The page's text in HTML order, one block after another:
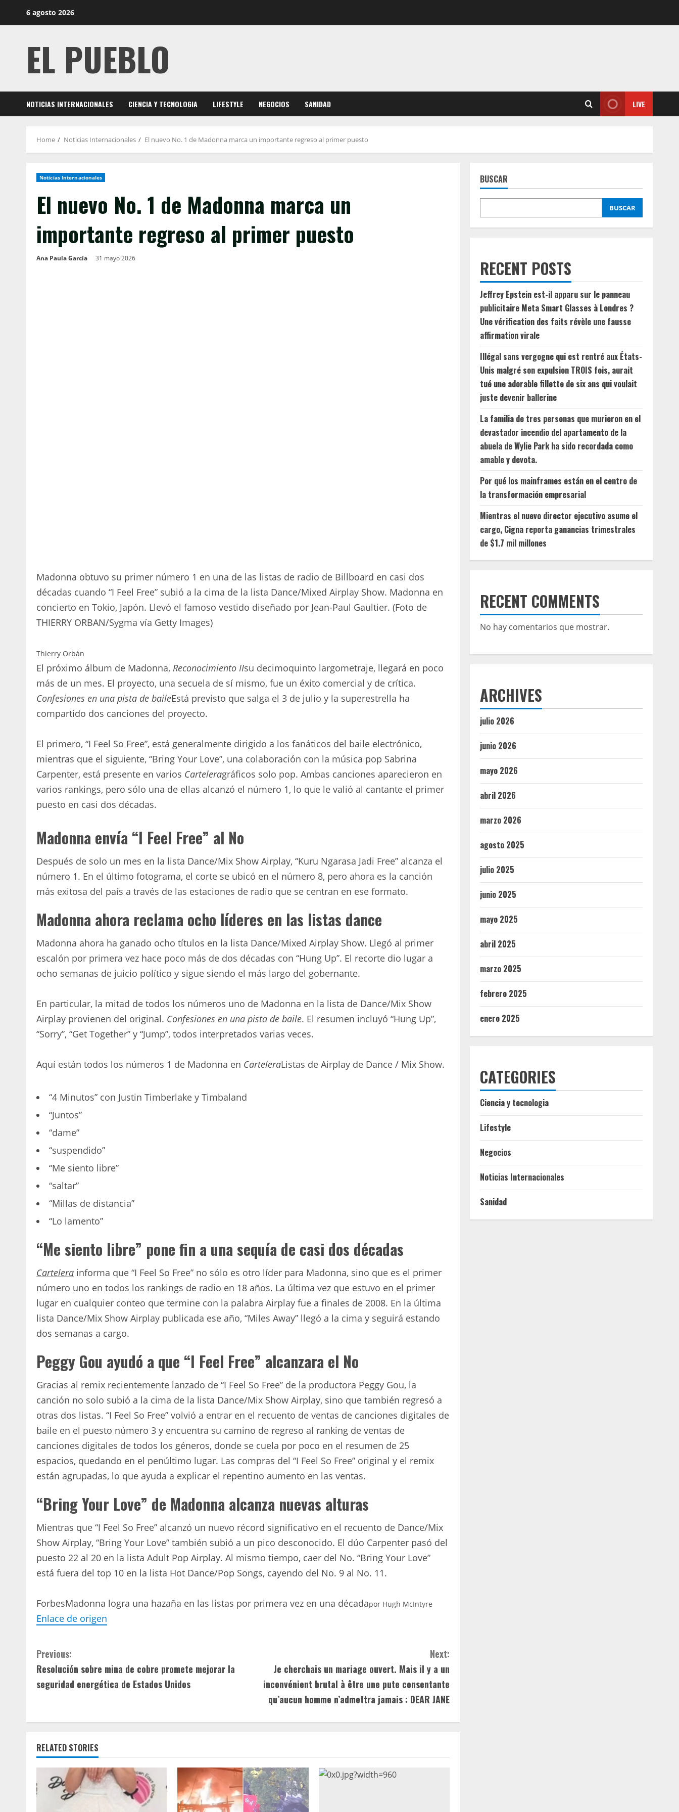
6 agosto 2026
EL PUEBLO
NOTICIAS INTERNACIONALES CIENCIA Y TECNOLOGIA LIFESTYLE NEGOCIOS SANIDAD LIVE
Home Noticias Internacionales El nuevo No. 1 de Madonna marca un importante regreso al primer puesto
Noticias Internacionales
El nuevo No. 1 de Madonna marca un
importante regreso al primer puesto
Ana Paula García 31 mayo 2026
Madonna obtuvo su primer número 1 en una de las listas de radio de Billboard en casi dos
décadas cuando “I Feel Free” subió a la cima de la lista Dance/Mixed Airplay Show. Madonna en
concierto en Tokio, Japón. Llevó el famoso vestido diseñado por Jean-Paul Gaultier. (Foto de
THIERRY ORBAN/Sygma vía Getty Images)
Thierry Orbán
El próximo álbum de Madonna, Reconocimiento IIsu decimoquinto largometraje, llegará en poco
más de un mes. El proyecto, una secuela de sí mismo, fue un éxito comercial y de crítica.
Confesiones en una pista de baileEstá previsto que salga el 3 de julio y la superestrella ha
compartido dos canciones del proyecto.
El primero, “I Feel So Free”, está generalmente dirigido a los fanáticos del baile electrónico,
mientras que el siguiente, “Bring Your Love”, una colaboración con la música pop Sabrina
Carpenter, está presente en varios Carteleragráficos solo pop. Ambas canciones aparecieron en
varios rankings, pero sólo una de ellas alcanzó el número 1, lo que le valió al cantante el primer
puesto en casi dos décadas.
Madonna envía “I Feel Free” al No
Después de solo un mes en la lista Dance/Mix Show Airplay, “Kuru Ngarasa Jadi Free” alcanza el
número 1. En el último fotograma, el corte se ubicó en el número 8, pero ahora es la canción
más exitosa del país a través de las estaciones de radio que se centran en ese formato.
Madonna ahora reclama ocho líderes en las listas dance
Madonna ahora ha ganado ocho títulos en la lista Dance/Mixed Airplay Show. Llegó al primer
escalón por primera vez hace poco más de dos décadas con “Hung Up”. El recorte dio lugar a
ocho semanas de juicio político y sigue siendo el más largo del gobernante.
En particular, la mitad de todos los números uno de Madonna en la lista de Dance/Mix Show
Airplay provienen del original. Confesiones en una pista de baile. El resumen incluyó “Hung Up”,
“Sorry”, “Get Together” y “Jump”, todos interpretados varias veces.
Aquí están todos los números 1 de Madonna en CarteleraListas de Airplay de Dance / Mix Show.
“4 Minutos” con Justin Timberlake y Timbaland
“Juntos”
“dame”
“suspendido”
“Me siento libre”
“saltar”
“Millas de distancia”
“Lo lamento”
“Me siento libre” pone fin a una sequía de casi dos décadas
Cartelera informa que “I Feel So Free” no sólo es otro líder para Madonna, sino que es el primer
número uno en todos los rankings de radio en 18 años. La última vez que estuvo en el primer
lugar en cualquier conteo que termine con la palabra Airplay fue a finales de 2008. En la última
lista Dance/Mix Show Airplay publicada ese año, “Miles Away” llegó a la cima y seguirá estando
dos semanas a cargo.
Peggy Gou ayudó a que “I Feel Free” alcanzara el No
Gracias al remix recientemente lanzado de “I Feel So Free” de la productora Peggy Gou, la
canción no solo subió a la cima de la lista Dance/Mix Show Airplay, sino que también regresó a
otras dos listas. “I Feel So Free” volvió a entrar en el recuento de ventas de canciones digitales de
baile en el puesto número 3 y encuentra su camino de regreso al ranking de ventas de
canciones digitales de todos los géneros, donde se cuela por poco en el resumen de 25
espacios, quedando en el penúltimo lugar. Las compras del “I Feel So Free” original y el remix
están agrupadas, lo que ayuda a explicar el repentino aumento en las ventas.
“Bring Your Love” de Madonna alcanza nuevas alturas
Mientras que “I Feel So Free” alcanzó un nuevo récord significativo en el recuento de Dance/Mix
Show Airplay, “Bring Your Love” también subió a un pico desconocido. El dúo Carpenter pasó del
puesto 22 al 20 en la lista Adult Pop Airplay. Al mismo tiempo, caer del No. “Bring Your Love”
está fuera del top 10 en la lista Hot Dance/Pop Songs, cayendo del No. 9 al No. 11.
ForbesMadonna logra una hazaña en las listas por primera vez en una décadapor Hugh McIntyre
Enlace de origen
C
o
t
i
n
u
Previous:
Resolución sobre mina de cobre promete mejorar la
seguridad energética de Estados Unidos
Next:
Je cherchais un mariage ouvert. Mais il y a un
inconvénient brutal à être une pute consentante
qu’aucun homme n’admettra jamais : DEAR JANE
RELATED STORIES
BUSCAR
BUSCAR
RECENT POSTS
Jeffrey Epstein est-il apparu sur le panneau
publicitaire Meta Smart Glasses à Londres ?
Une vérification des faits révèle une fausse
affirmation virale
Illégal sans vergogne qui est rentré aux États-
Unis malgré son expulsion TROIS fois, aurait
tué une adorable fillette de six ans qui voulait
juste devenir ballerine
La familia de tres personas que murieron en el
devastador incendio del apartamento de la
abuela de Wylie Park ha sido recordada como
amable y devota.
Por qué los mainframes están en el centro de
la transformación empresarial
Mientras el nuevo director ejecutivo asume el
cargo, Cigna reporta ganancias trimestrales
de $1.7 mil millones
RECENT COMMENTS
No hay comentarios que mostrar.
ARCHIVES
julio 2026
junio 2026
mayo 2026
abril 2026
marzo 2026
agosto 2025
julio 2025
junio 2025
mayo 2025
abril 2025
marzo 2025
febrero 2025
enero 2025
CATEGORIES
Ciencia y tecnologia
Lifestyle
Negocios
Noticias Internacionales
Sanidad